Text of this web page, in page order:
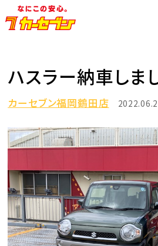
ハスラー納車しま
カーセブン福岡鶴田店